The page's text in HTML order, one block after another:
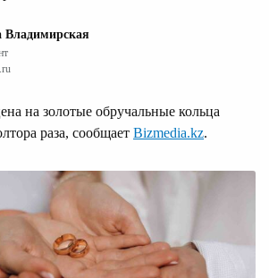
Владимирская
на золотые обручальные кольца
раза, сообщает Bizmedia.kz.